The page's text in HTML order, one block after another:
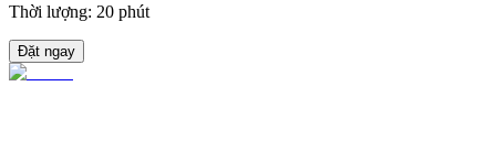
Thời lượng: 20 phút
Đặt ngay